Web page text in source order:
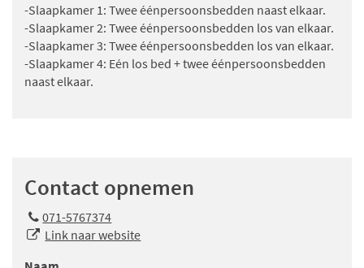
-Slaapkamer 1: Twee éénpersoonsbedden naast elkaar.
-Slaapkamer 2: Twee éénpersoonsbedden los van elkaar.
-Slaapkamer 3: Twee éénpersoonsbedden los van elkaar.
-Slaapkamer 4: Eén los bed + twee éénpersoonsbedden
naast elkaar.
Contact opnemen
071-5767374
Link naar website